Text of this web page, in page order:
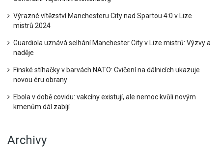
Výrazné vítězství Manchesteru City nad Spartou 4:0 v Lize
mistrů 2024
Guardiola uznává selhání Manchester City v Lize mistrů: Výzvy a
naděje
Finské stíhačky v barvách NATO: Cvičení na dálnicích ukazuje
novou éru obrany
Ebola v době covidu: vakcíny existují, ale nemoc kvůli novým
kmenům dál zabíjí
Archivy